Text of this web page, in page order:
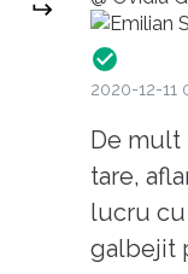
2020-12-11
De mult
tare,
lucru cu
galbejit